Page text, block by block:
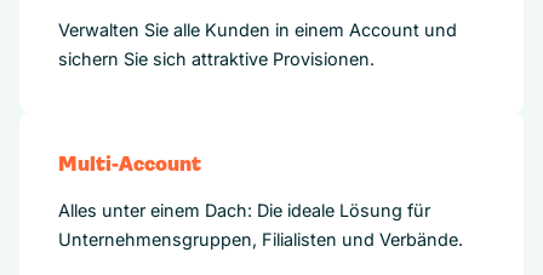
Verwalten Sie alle Kunden in einem Account und
sichern Sie sich attraktive Provisionen.
Multi-Account
Alles unter einem Dach: Die ideale Lösung für
Unternehmensgruppen, Filialisten und Verbände.